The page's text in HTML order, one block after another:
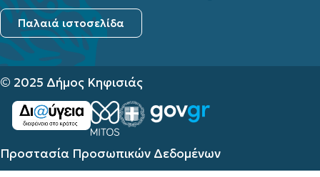
Παλαιά ιστοσελίδα
© 2025 Δήμος Κηφισιάς
Προστασία Προσωπικών Δεδομένων